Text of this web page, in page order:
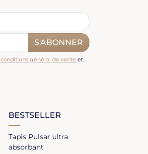
S'ABONNER
conditions général de vente et
BESTSELLER
Tapis Pulsar ultra
absorbant